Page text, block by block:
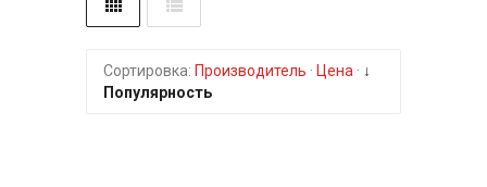
Сортировка: Производитель · Цена · ↓
Популярность